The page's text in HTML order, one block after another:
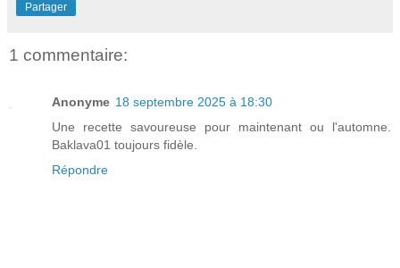
Partager
1 commentaire:
Anonyme 18 septembre 2025 à 18:30
Une recette savoureuse pour maintenant ou l'automne.
Baklava01 toujours fidèle.
Répondre